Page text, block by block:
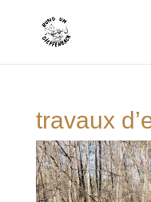
travaux